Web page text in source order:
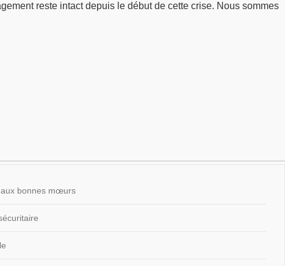
reste intact depuis le début de cette crise. Nous sommes
aux bonnes mœurs